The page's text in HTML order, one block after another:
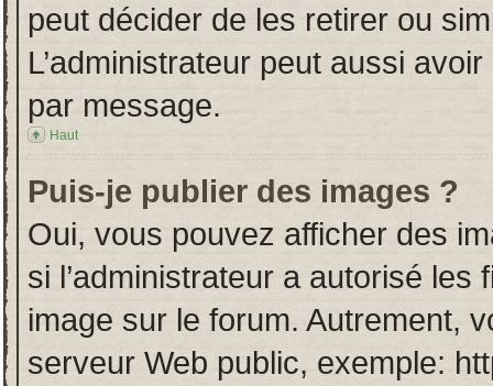
peut décider de les retirer ou
L’administrateur peut aussi
par message.
Haut
Puis-je publier des images ?
Oui, vous pouvez afficher des
si l’administrateur a autorisé
image sur le forum. Autrement,
serveur Web public, exemple: